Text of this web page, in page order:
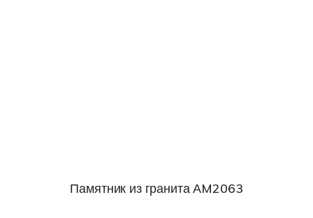
Памятник из гранита АM2063